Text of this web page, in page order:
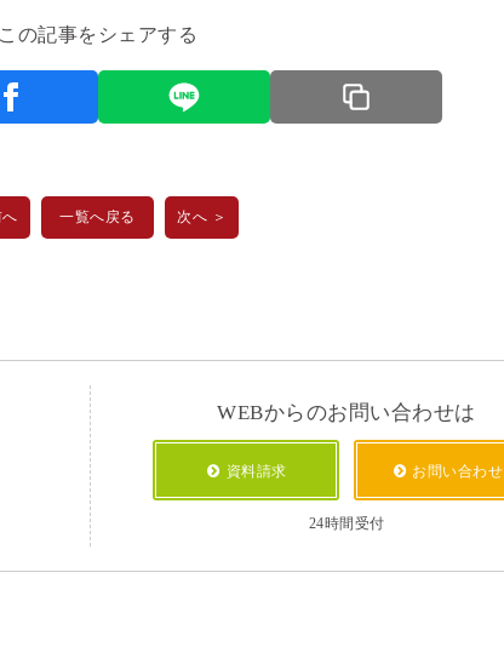
の記事をシェアする
一覧へ戻る 次へ ＞
WEBからのお問い合わせは
資料請求 お問い合わせ
24時間受付